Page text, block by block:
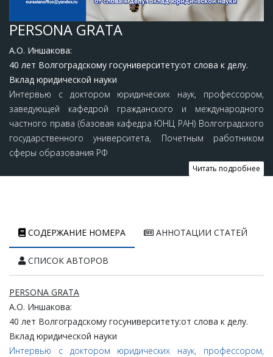
PERSONA GRATA
А.О. Иншакова:
40 лет Волгоградскому госуниверситету:от слова к делу.
Вклад юридической науки
Интервью с доктором юридических наук, профессором,
заведующей кафедрой гражданского и международного
частного права (базовая кафедра ЮНЦ РАН) Волгоградского
государственного университета, Почетным работником
сферы образования РФ
Читать подробнее
СОДЕРЖАНИЕ НОМЕРА АННОТАЦИИ СТАТЕЙ
СПИСОК АВТОРОВ
PERSONA GRATA
А.О. Иншакова:
40 лет Волгоградскому госуниверситету:от слова к делу.
Вклад юридической науки
Интервью с доктором юридических наук, профессором,